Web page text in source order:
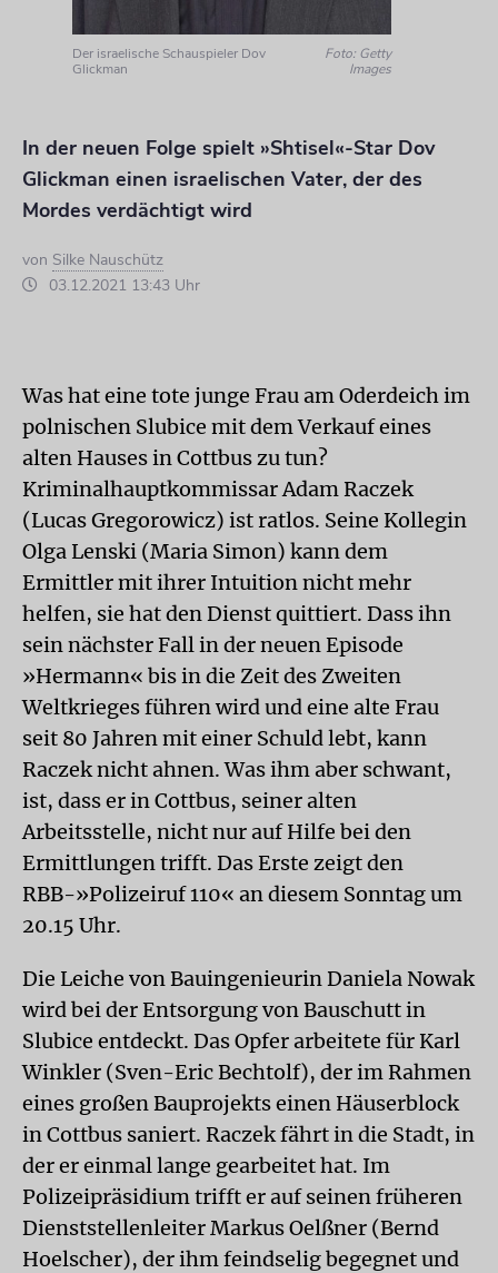
Der israelische Schauspieler Dov
Glickman
Foto: Getty
Images
In der neuen Folge spielt »Shtisel«-Star Dov
Glickman einen israelischen Vater, der des
Mordes verdächtigt wird
von Silke Nauschütz
03.12.2021 13:43 Uhr
Was hat eine tote junge Frau am Oderdeich im
polnischen Slubice mit dem Verkauf eines
alten Hauses in Cottbus zu tun?
Kriminalhauptkommissar Adam Raczek
(Lucas Gregorowicz) ist ratlos. Seine Kollegin
Olga Lenski (Maria Simon) kann dem
Ermittler mit ihrer Intuition nicht mehr
helfen, sie hat den Dienst quittiert. Dass ihn
sein nächster Fall in der neuen Episode
»Hermann« bis in die Zeit des Zweiten
Weltkrieges führen wird und eine alte Frau
seit 80 Jahren mit einer Schuld lebt, kann
Raczek nicht ahnen. Was ihm aber schwant,
ist, dass er in Cottbus, seiner alten
Arbeitsstelle, nicht nur auf Hilfe bei den
Ermittlungen trifft. Das Erste zeigt den
RBB-»Polizeiruf 110« an diesem Sonntag um
20.15 Uhr.
Die Leiche von Bauingenieurin Daniela Nowak
wird bei der Entsorgung von Bauschutt in
Slubice entdeckt. Das Opfer arbeitete für Karl
Winkler (Sven-Eric Bechtolf), der im Rahmen
eines großen Bauprojekts einen Häuserblock
in Cottbus saniert. Raczek fährt in die Stadt, in
der er einmal lange gearbeitet hat. Im
Polizeipräsidium trifft er auf seinen früheren
Dienststellenleiter Markus Oelßner (Bernd
Hoelscher), der ihm feindselig begegnet und